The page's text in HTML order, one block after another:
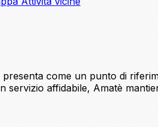
come un punto di
servizio affidabile, Amatè